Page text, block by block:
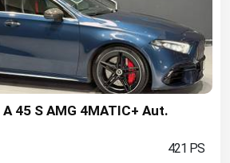
45 S AMG 4MATIC+ Aut.
421 PS